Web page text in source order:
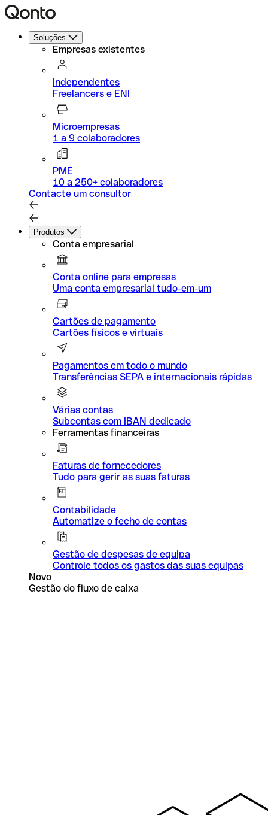
Soluções
Empresas existentes
Independentes
Freelancers e ENI
Microempresas
1 a 9 colaboradores
PME
10 a 250+ colaboradores
Contacte um consultor
Produtos
Conta empresarial
Conta online para empresas
Uma conta empresarial tudo-em-um
Cartões de pagamento
Cartões físicos e virtuais
Pagamentos em todo o mundo
Transferências SEPA e internacionais rápidas
Várias contas
Subcontas com IBAN dedicado
Ferramentas financeiras
Faturas de fornecedores
Tudo para gerir as suas faturas
Contabilidade
Automatize o fecho de contas
Gestão de despesas de equipa
Controle todos os gastos das suas equipas
Novo
Gestão do fluxo de caixa